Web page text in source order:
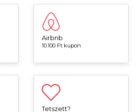
Airbnb
10.100 Ft kupon
Tetszett?